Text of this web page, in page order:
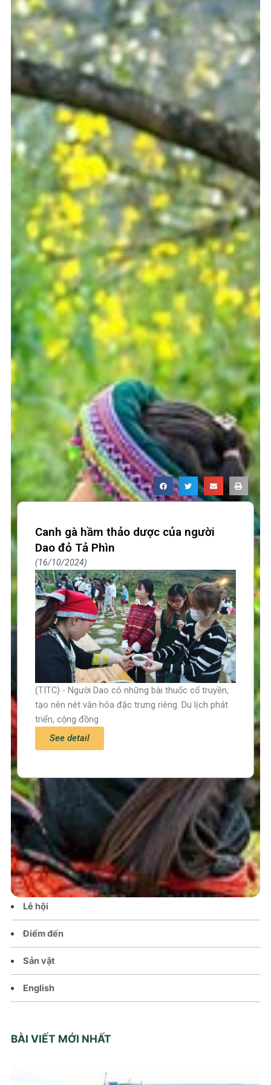
Trang chủ
Tin tức – Sự kiện
Chính sách
Văn hoá – Đời sống
Lễ hội
Điểm đến
Sản vật
English
BÀI VIẾT MỚI NHẤT
Canh gà hầm thảo dược của người
Dao đỏ Tả Phìn
16/10/2024
(TITC) - Người Dao có những bài thuốc cổ truyền,
tạo nên nét văn hóa đặc trưng riêng. Du lịch phát
triển, cộng đồng
See detail